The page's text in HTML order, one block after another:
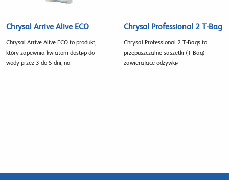
Chrysal Arrive Alive ECO
Chrysal Arrive Alive ECO to produkt,
który zapewnia kwiatom dostęp do
wody przez 3 do 5 dni, na
Chrysal Professional 2 T-Bag
Chrysal Professional 2 T-Bags to
przepuszczalne saszetki (T-Bag)
zawierające odżywkę